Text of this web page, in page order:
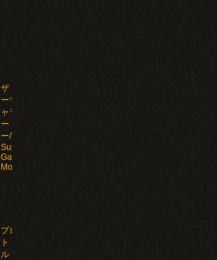
ザ・スーパ
ーマリオギ
ャラクシ
ー・ムービ
ー/The
Super Mario
Galaxy
Movie(2026)
プロジェク
ト・ヘイ
ル・メアリ